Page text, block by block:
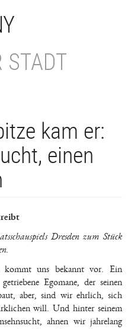
STADT
kam er:
einen
Dresden zum Stück
kommt uns bekannt vor. Ein
Egomane, der seinen
aber, sind wir ehrlich, sich
will. Und hinter seinem
ahnen wir jahrelang